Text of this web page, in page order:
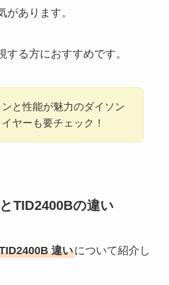
があります。
する方におすすめです。
と性能が魅力のダイソン
ヤーも要チェック！
TID2400Bの違い
違いについて紹介し